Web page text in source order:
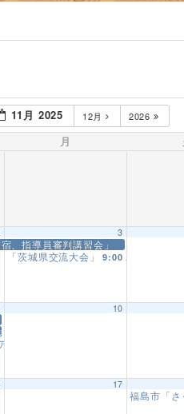
11月 2025 12月 2026
月
、指導員審判講習会」
3
「茨城県交流大会」9:00 AM
めない」放送
祭り 演武会」
10
17
福島市「